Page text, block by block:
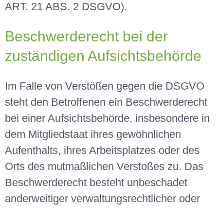
ART. 21 ABS. 2 DSGVO).
Beschwerderecht bei der
zuständigen Aufsichtsbehörde
Im Falle von Verstößen gegen die DSGVO
steht den Betroffenen ein Beschwerderecht
bei einer Aufsichtsbehörde, insbesondere in
dem Mitgliedstaat ihres gewöhnlichen
Aufenthalts, ihres Arbeitsplatzes oder des
Orts des mutmaßlichen Verstoßes zu. Das
Beschwerderecht besteht unbeschadet
anderweitiger verwaltungsrechtlicher oder